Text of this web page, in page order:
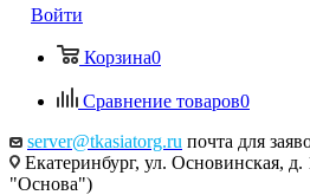
Войти
Корзина0
Сравнение товаров0
server@tkasiatorg.ru почта для
Екатеринбург, ул. Основинская,
"Основа")